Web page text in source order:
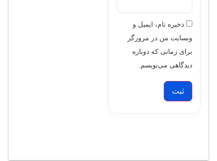
ذخیره نام، ایمیل و
وبسایت من در مرورگر
برای زمانی که دوباره
دیدگاهی می‌نویسم.